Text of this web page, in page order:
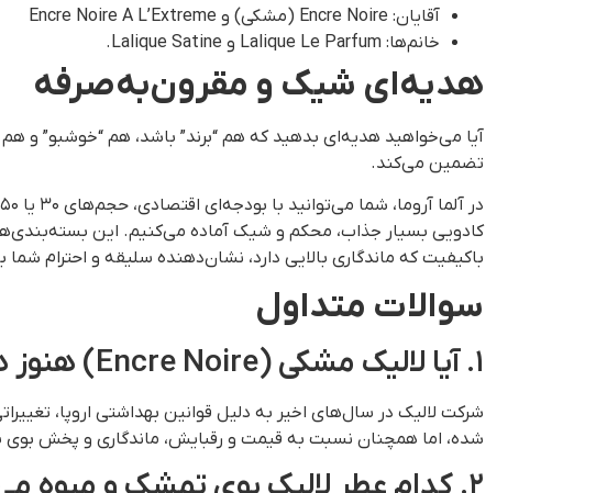
آقایان: Encre Noire (مشکی) و Encre Noire A L’Extreme
خانم‌ها: Lalique Le Parfum و Lalique Satine.
هدیه‌ای شیک و مقرون‌به‌صرفه
آیا می‌خواهید هدیه‌ای بدهید که هم “برند” باشد، هم “خوشبو” و
تضمین می‌کند.
کادویی بسیار جذاب، محکم و شیک آماده می‌کنیم. این
باکیفیت که ماندگاری بالایی دارد، نشان‌دهنده سلیقه و احترام
سوالات متداول
۱. آیا لالیک مشکی (Encre Noire) هنوز هم ماندگاری قدیم را دارد؟
شده، اما همچنان نسبت به قیمت و رقبایش، ماندگاری و پخش بوی